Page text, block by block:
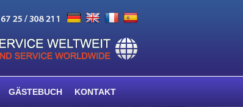
GÄSTEBUCH KONTAKT